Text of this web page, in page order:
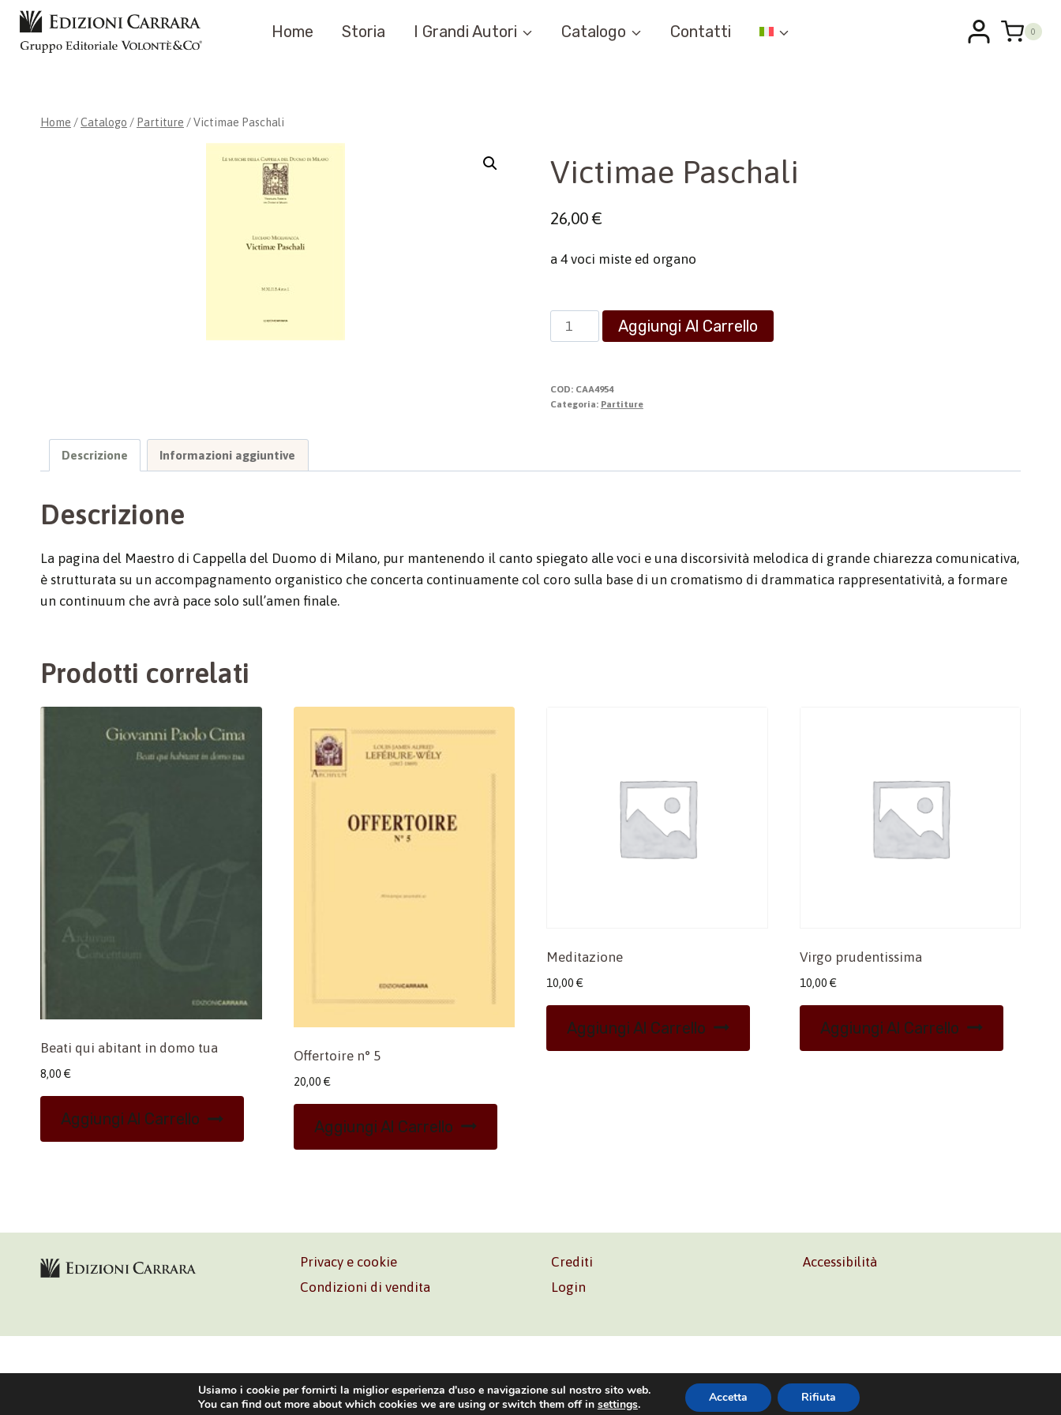
Salta
contenuto
Home Storia I Grandi Autori Catalogo Contatti 0
Home /Catalogo / Partiture /Victimae Paschali
Victimae Paschali
26,00€
a 4 voci miste ed organo
Victimae
Paschali
Aggiungi Al Carrello
COD: CAA4954
Categoria: Partiture
Descrizione Informazioni aggiuntive
Descrizione
La pagina del Maestro di Cappella del Duomo di Milano, pur mantenendo il canto spiegato alle voci e una discorsività melodica di grande chiarezza comunicativa,
è strutturata su un accompagnamento organistico che concerta continuamente col coro sulla base di un cromatismo di drammatica rappresentatività, a formare
un continuum che avrà pace solo sull’amen finale.
Prodotti correlati
Beati qui abitant in domo tua
8,00 €
Aggiungi Al Carrello
Offertoire n° 5
20,00 €
Aggiungi Al Carrello
Meditazione
10,00 €
Aggiungi Al Carrello
Virgo prudentissima
10,00 €
Aggiungi Al Carrello
Privacy e cookie
Condizioni di vendita
Crediti
Login
Accessibilità
Usiamo i cookie per fornirti la miglior esperienza d'uso e navigazione sul nostro sito web.
You can find out more about which cookies we are using or switch them off in settings. Accetta Rifiuta